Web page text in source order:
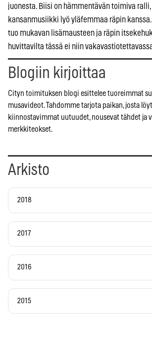
juonesta. Biisi on hämmentävän toimiva ralli,
kansanmusiikki lyö yläfemmaa räpin
tuo mukavan lisämausteen ja räpin
huvittavilta tässä ei niin
Blogiin kirjoittaa
Cityn toimituksen blogi esittelee tuoreimmat
musavideot. Tahdomme tarjota paikan, josta
kiinnostavimmat uutuudet, nousevat tähdet ja
merkkiteokset.
Arkisto
2018
2017
2016
2015